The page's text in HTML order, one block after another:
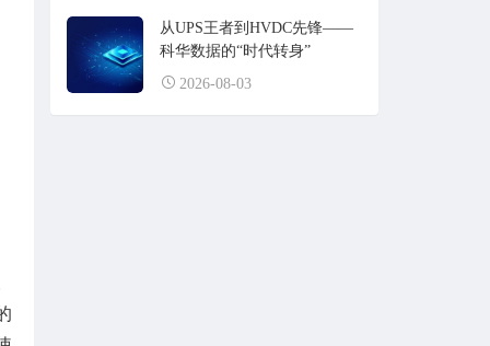
从UPS王者到HVDC先锋——
科华数据的“时代转身”
2026-08-03